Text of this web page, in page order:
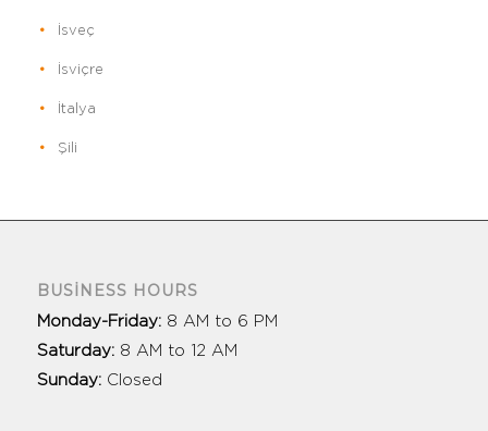
İsveç
İsviçre
İtalya
Şili
BUSINESS HOURS
Monday-Friday: 8 AM to 6 PM
Saturday: 8 AM to 12 AM
Sunday: Closed